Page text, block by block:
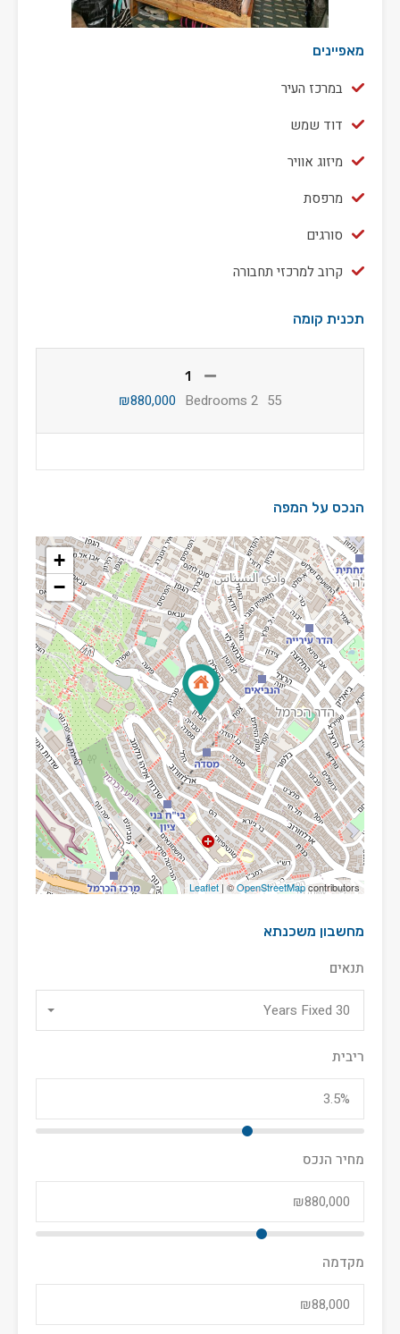
מאפיינים
במרכז העיר
דוד שמש
מיזוג אוויר
מרפסת
סורגים
קרוב למרכזי תחבורה
תכנית קומה
1
55
2 Bedrooms
₪880,000
הנכס על המפה
+
−
Leaflet | ©OpenStreetMapcontributors
מחשבון משכנתא
תנאים
30 Years Fixed
ריבית
מחיר הנכס
מקדמה